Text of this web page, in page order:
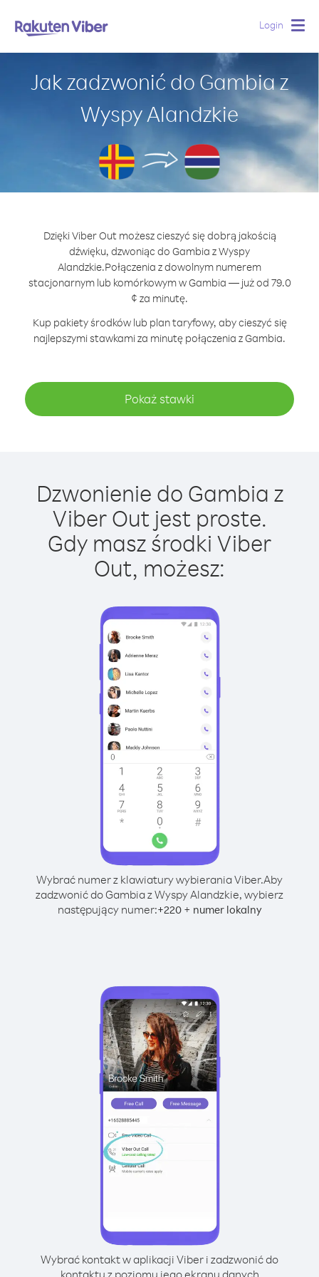
Login
Jak zadzwonić do Gambia z
Wyspy Alandzkie
Dzięki Viber Out możesz cieszyć się dobrą jakością
dźwięku, dzwoniąc do Gambia z Wyspy
Alandzkie.Połączenia z dowolnym numerem
stacjonarnym lub komórkowym w Gambia — już od 79.0
¢ za minutę.
Kup pakiety środków lub plan taryfowy, aby cieszyć się
najlepszymi stawkami za minutę połączenia z Gambia.
Pokaż stawki
Dzwonienie do Gambia z
Viber Out jest proste.
Gdy masz środki Viber
Out, możesz:
Wybrać numer z klawiatury wybierania Viber.Aby
zadzwonić do Gambia z Wyspy Alandzkie, wybierz
następujący numer:+220+ numer lokalny
Wybrać kontakt w aplikacji Viber i zadzwonić do
kontaktu z poziomu jego ekranu danych